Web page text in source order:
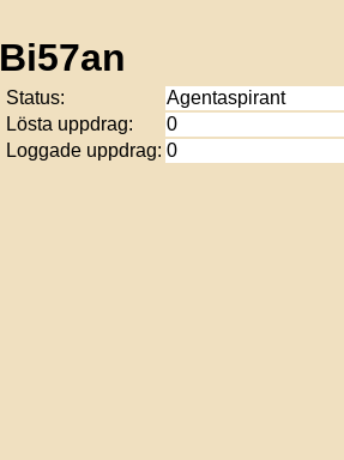
Bi57an
Status:
Agentaspirant
Lösta uppdrag:
0
Loggade uppdrag: 0